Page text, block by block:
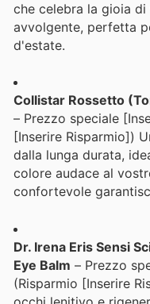
che celebra la gioia
avvolgente, perfetta
d'estate.
Collistar Rossetto
– Prezzo speciale
[Inserire Risparmio])
dalla lunga durata,
colore audace al
confortevole
Dr. Irena Eris Sensi
Eye Balm – Prezzo
(Risparmio [Inserire